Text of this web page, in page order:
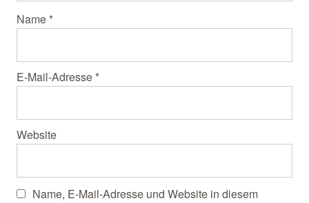
Name *
E-Mail-Adresse *
Website
Name, E-Mail-Adresse und Website in diesem